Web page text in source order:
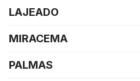
LAJEADO
MIRACEMA
PALMAS